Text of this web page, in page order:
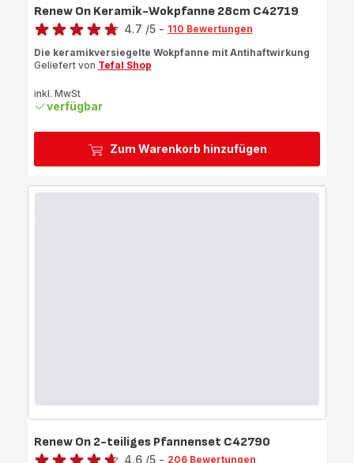
Zum Warenkorb hinzufügen
Renew On Keramik-Wokpfanne 28cm C42719
Bewertung
4.7 /5 - 110 Bewertungen
Die keramikversiegelte Wokpfanne mit Antihaftwirkung
Geliefert von Tefal Shop
inkl. MwSt
verfügbar
Renew On 2-teiliges Pfannenset C42790
Bewertung
4.6 /5 - 206 Bewertungen